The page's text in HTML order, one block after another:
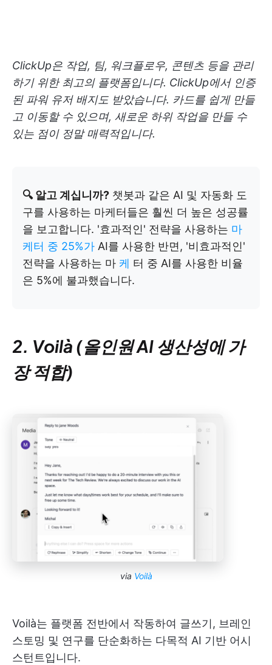
ClickUp은 작업, 팀, 워크플로우, 콘텐츠 등을 관리
하기 위한 최고의 플랫폼입니다. ClickUp에서 인증
된 파워 유저 배지도 받았습니다. 카드를 쉽게 만들
고 이동할 수 있으며, 새로운 하위 작업을 만들 수
있는 점이 정말 매력적입니다.
🔍 알고 계십니까? 챗봇과 같은 AI 및 자동화 도
구를 사용하는 마케터들은 훨씬 더 높은 성공률
을 보고합니다. '효과적인' 전략을 사용하는 마
케터 중 25%가 AI를 사용한 반면, '비효과적인'
전략을 사용하는 마 케 터 중 AI를 사용한 비율
은 5%에 불과했습니다.
2. Voilà (올인원 AI 생산성에 가
장 적합)
via Voilà
Voilà는 플랫폼 전반에서 작동하여 글쓰기, 브레인
스토밍 및 연구를 단순화하는 다목적 AI 기반 어시
스턴트입니다.